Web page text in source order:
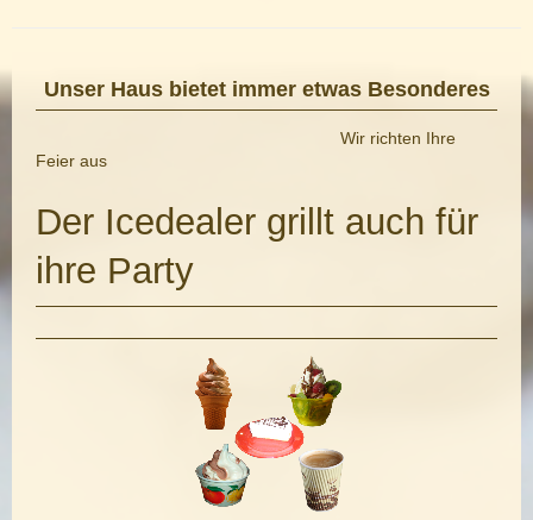
Unser Haus bietet immer etwas Besonderes
Wir richten Ihre
Feier aus
Der Icedealer grillt auch für
ihre Party